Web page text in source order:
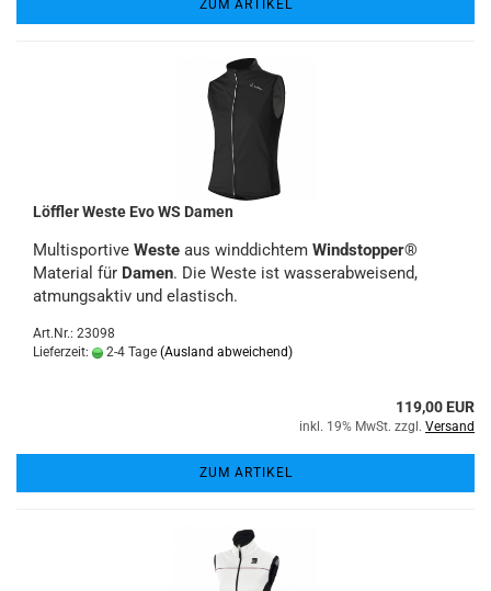
ZUM ARTIKEL
Löffler Weste Evo WS Damen
Multisportive Weste aus winddichtem Windstopper®
Material für Damen. Die Weste ist wasserabweisend,
atmungsaktiv und elastisch.
Art.Nr.: 23098
Lieferzeit:
2-4 Tage (Ausland abweichend)
119,00 EUR
inkl. 19% MwSt. zzgl. Versand
ZUM ARTIKEL